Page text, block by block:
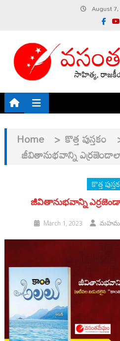
content
August
Home > కొత్త పుస్తకం
జీవితానుభవాన్ని
కొత్త
జీవితానుభవాన్ని
March 1, 2023